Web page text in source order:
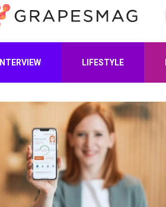
INTERVIEW LIFESTYLE